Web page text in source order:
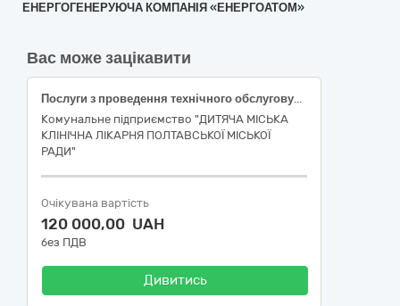
ЕНЕРГОГЕНЕРУЮЧА КОМПАНІЯ «ЕНЕРГОАТОМ»
Вас може зацікавити
Послуги з проведення технічного обслуговування газифікаторів холодних кріогенних ГХК 3/16-200 (2 шт.) за кодом ДК 021:2015 – 50510000-3 - Послуги з ремонту і технічного обслуговування насосів, клапанів, кранів і металевих контейнерів (50514200-3 - Послуги з ремонту і технічного обслуговування резервуарів))
Комунальне підприємство "ДИТЯЧА МІСЬКА
КЛІНІЧНА ЛІКАРНЯ ПОЛТАВСЬКОЇ МІСЬКОЇ
РАДИ"
Очікувана вартість
120 000,00 UAH
без ПДВ
Дивитись